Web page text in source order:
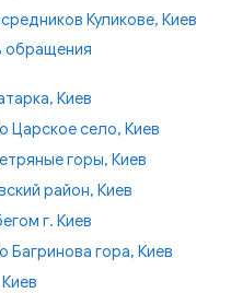
Куликове, Киев
обращения
Киев
Царское село, Киев
горы, Киев
район, Киев
г. Киев
Багринова гора, Киев